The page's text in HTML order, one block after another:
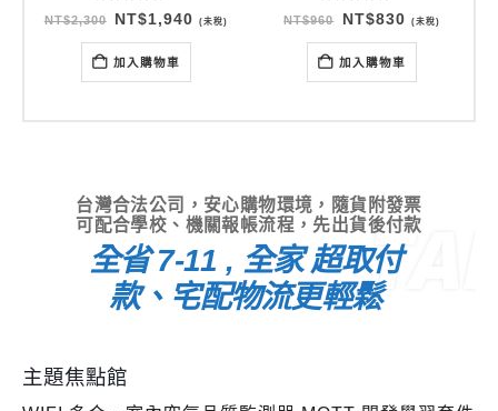
out of 5
NT$2,300
原
價
格：
NT$2,300。
NT$1,940 目
(未稅)
加入購物車
out of 5
NT$960
原
價
格：
NT$960。
NT$830目
價
格：
NT$830。
(未稅)
加入購物車
台灣合法公司，安心購物環境，隨貨附發票
可配合學校、機關報帳流程，先出貨後付款
全省 7-11 , 全家 超取付
款、宅配物流更輕鬆
主題焦點館